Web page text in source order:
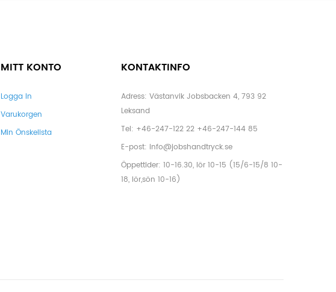
MITT KONTO
Logga In
Varukorgen
Min Önskelista
KONTAKTINFO
Adress: Västanvik Jobsbacken 4, 793 92
Leksand
Tel: +46-247-122 22 +46-247-144 85
E-post: info@jobshandtryck.se
Öppettider: 10-16.30, lör 10-15 (15/6-15/8 10-
18, lör,sön 10-16)